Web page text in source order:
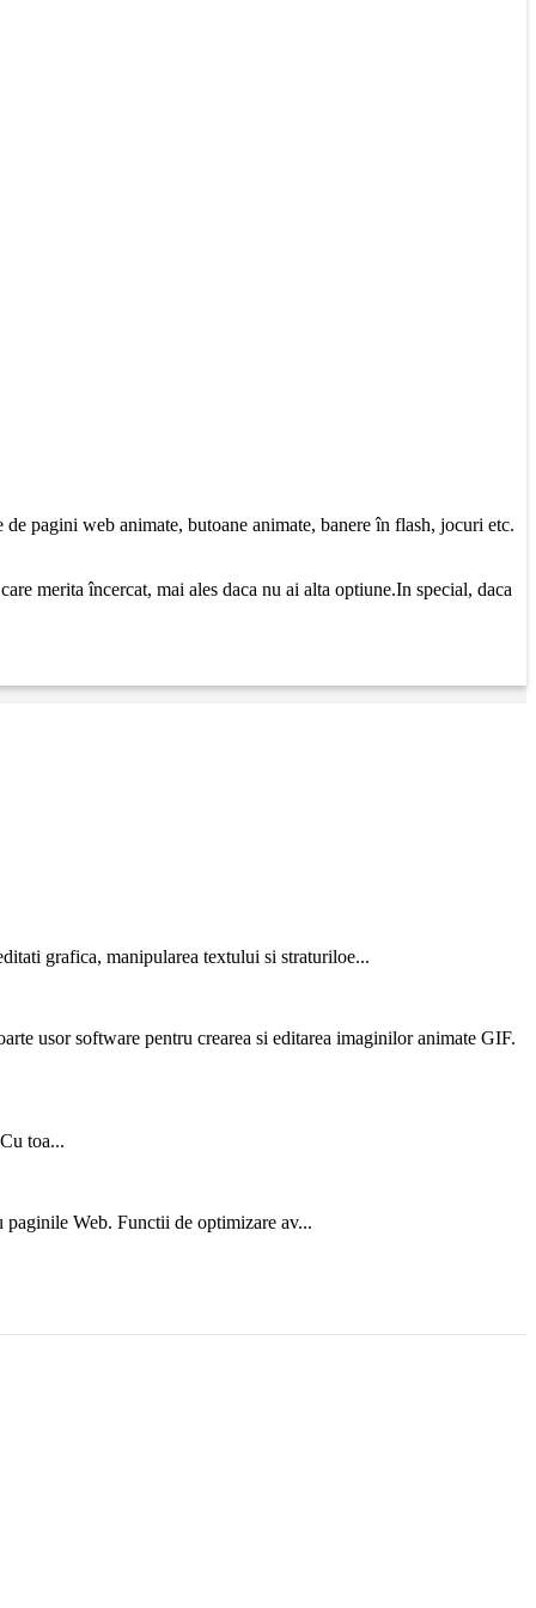
pagini web animate, butoane animate, banere în flash, jocuri etc.
merita încercat, mai ales daca nu ai alta optiune.In special, daca
grafica, manipularea textului si straturiloe...
usor software pentru crearea si editarea imaginilor animate GIF.
toa...
paginile Web. Functii de optimizare av...